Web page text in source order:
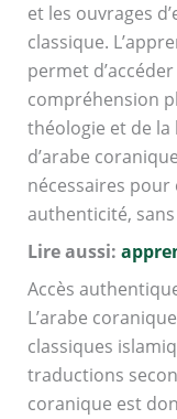
et les ouvrages
classique.
permet
compréhension
théologie et de la
d’arabe
nécessaires
authenticité,
Lire aussi:
Accès
L’arabe
classiques
traductions
coranique est